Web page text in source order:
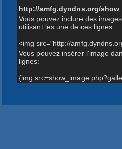
http://amfg.dyndns.org/
Vous pouvez inclure des
utilisant les une de ces lignes:
<img src="http://
Vous pouvez insérer l'image
lignes:
{img